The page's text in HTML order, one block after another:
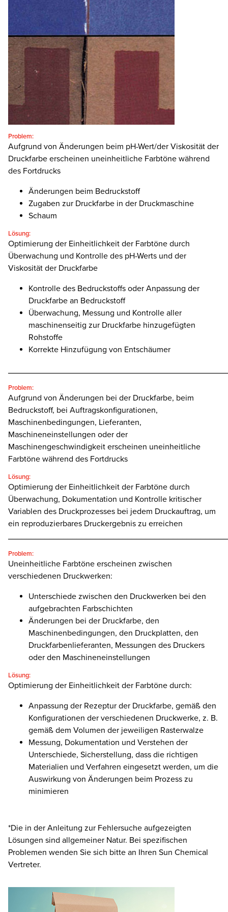
Problem:
Aufgrund von Änderungen beim pH-Wert/der Viskosität der
Druckfarbe erscheinen uneinheitliche Farbtöne während
des Fortdrucks
Änderungen beim Bedruckstoff
Zugaben zur Druckfarbe in der Druckmaschine
Schaum
Lösung:
Optimierung der Einheitlichkeit der Farbtöne durch
Überwachung und Kontrolle des pH-Werts und der
Viskosität der Druckfarbe
Kontrolle des Bedruckstoffs oder Anpassung der
Druckfarbe an Bedruckstoff
Überwachung, Messung und Kontrolle aller
maschinenseitig zur Druckfarbe hinzugefügten
Rohstoffe
Korrekte Hinzufügung von Entschäumer
Problem:
Aufgrund von Änderungen bei der Druckfarbe, beim
Bedruckstoff, bei Auftragskonfigurationen,
Maschinenbedingungen, Lieferanten,
Maschineneinstellungen oder der
Maschinengeschwindigkeit erscheinen uneinheitliche
Farbtöne während des Fortdrucks
Lösung:
Optimierung der Einheitlichkeit der Farbtöne durch
Überwachung, Dokumentation und Kontrolle kritischer
Variablen des Druckprozesses bei jedem Druckauftrag, um
ein reproduzierbares Druckergebnis zu erreichen
Problem:
Uneinheitliche Farbtöne erscheinen zwischen
verschiedenen Druckwerken:
Unterschiede zwischen den Druckwerken bei den
aufgebrachten Farbschichten
Änderungen bei der Druckfarbe, den
Maschinenbedingungen, den Druckplatten, den
Druckfarbenlieferanten, Messungen des Druckers
oder den Maschineneinstellungen
Lösung:
Optimierung der Einheitlichkeit der Farbtöne durch:
Anpassung der Rezeptur der Druckfarbe, gemäß den
Konfigurationen der verschiedenen Druckwerke, z. B.
gemäß dem Volumen der jeweiligen Rasterwalze
Messung, Dokumentation und Verstehen der
Unterschiede, Sicherstellung, dass die richtigen
Materialien und Verfahren eingesetzt werden, um die
Auswirkung von Änderungen beim Prozess zu
minimieren
*Die in der Anleitung zur Fehlersuche aufgezeigten
Lösungen sind allgemeiner Natur. Bei spezifischen
Problemen wenden Sie sich bitte an Ihren Sun Chemical
Vertreter.